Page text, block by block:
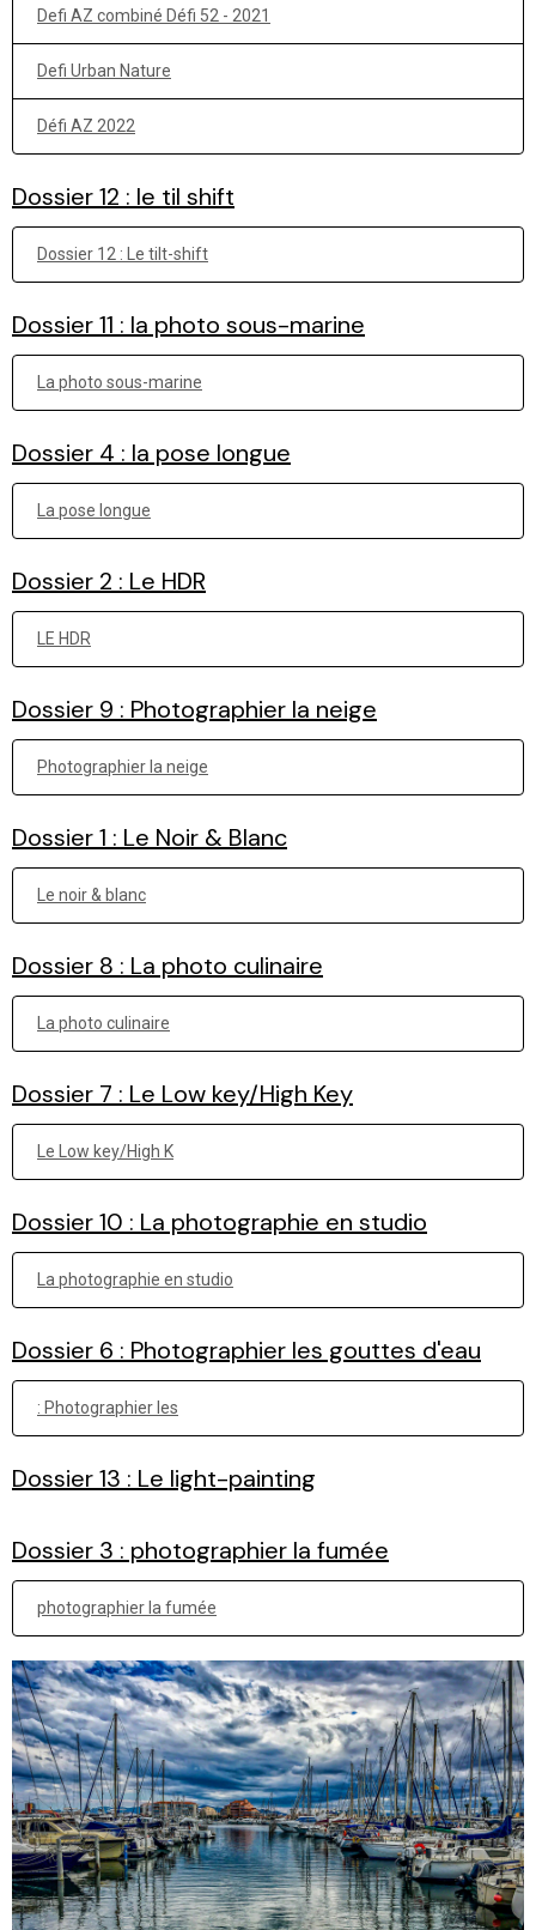
Defi AZ combiné Défi 52 - 2021
Defi Urban Nature
Défi AZ 2022
Dossier 12 : le til shift
Dossier 12 : Le tilt-shift
Dossier 11 : la photo sous-marine
La photo sous-marine
Dossier 4 : la pose longue
La pose longue
Dossier 2 : Le HDR
LE HDR
Dossier 9 : Photographier la neige
Photographier la neige
Dossier 1 : Le Noir & Blanc
Le noir & blanc
Dossier 8 : La photo culinaire
La photo culinaire
Dossier 7 : Le Low key/High Key
Le Low key/High K
Dossier 10 : La photographie en studio
La photographie en studio
Dossier 6 : Photographier les gouttes d'eau
: Photographier les
Dossier 13 : Le light-painting
Dossier 3 : photographier la fumée
photographier la fumée